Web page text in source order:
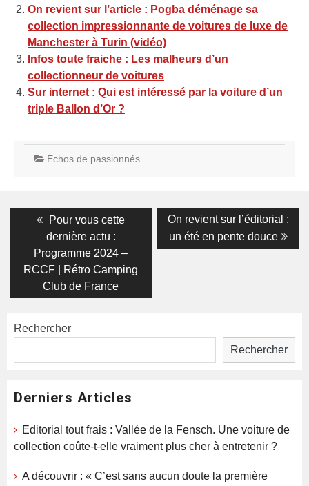
On revient sur l’article : Pogba déménage sa
collection impressionnante de voitures de luxe de
Manchester à Turin (vidéo)
Infos toute fraiche : Les malheurs d’un
collectionneur de voitures
Sur internet : Qui est intéressé par la voiture d’un
triple Ballon d’Or ?
Echos de passionnés
Navigation
l’article
Previous
post:
Pour vous cette
dernière actu :
Programme 2024 –
RCCF | Rétro Camping
Club de France
Next
post:
On revient sur l’éditorial :
un été en pente douce
Rechercher
Rechercher
Derniers Articles
Editorial tout frais : Vallée de la Fensch. Une voiture de
collection coûte-t-elle vraiment plus cher à entretenir ?
A découvrir : « C’est sans aucun doute la première